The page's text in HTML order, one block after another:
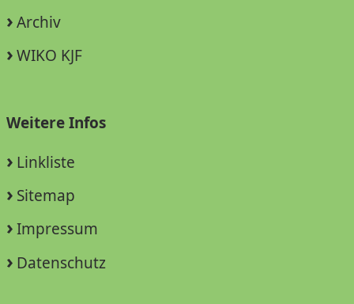
Archiv
WIKO KJF
Weitere Infos
Linkliste
Sitemap
Impressum
Datenschutz